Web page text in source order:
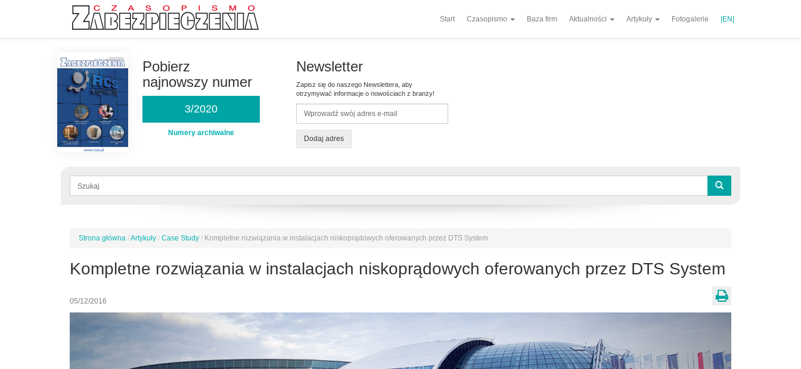
Start Czasopismo Baza firm Aktualności Artykuły Fotogalerie |EN|
Pobierz
najnowszy numer
3/2020
Numery archiwalne
Newsletter
Zapisz się do naszego Newslettera, aby
otrzymywać informacje o nowościach z branży!
Dodaj adres
Formularz
Jesteś
Strona główna /Artykuły / Case Study / Kompletne rozwiązania w instalacjach niskoprądowych oferowanych przez DTS System
Kompletne rozwiązania w instalacjach niskoprądowych oferowanych przez DTS System
05/12/2016